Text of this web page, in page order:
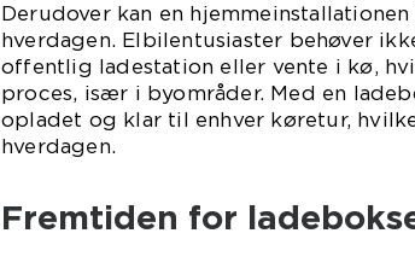
Derudover kan en
hverdagen. Elbilentusiaster behøver
offentlig ladestation eller vente i kø,
proces, især i byområder. Med en
opladet og klar til enhver køretur,
hverdagen.
Fremtiden for